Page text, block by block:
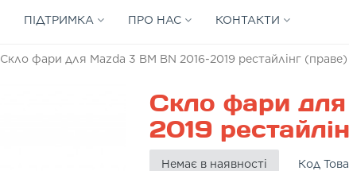
ПІДТРИМКА ПРО НАС КОНТАКТИ
Скло фари для Mazda 3 BM BN 2016-2019 рестайлінг (праве)
Скло фари
2019
Немає в наявності Код